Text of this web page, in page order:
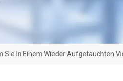
Sie In Einem Wieder Aufgetauchten